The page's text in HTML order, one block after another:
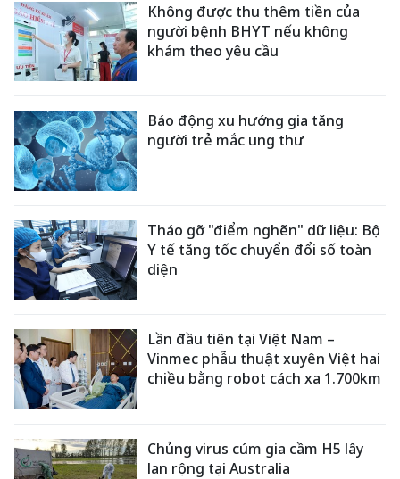
Không được thu thêm tiền của
người bệnh BHYT nếu không
khám theo yêu cầu
Báo động xu hướng gia tăng
người trẻ mắc ung thư
Tháo gỡ "điểm nghẽn" dữ liệu: Bộ
Y tế tăng tốc chuyển đổi số toàn
diện
Lần đầu tiên tại Việt Nam –
Vinmec phẫu thuật xuyên Việt hai
chiều bằng robot cách xa 1.700km
Chủng virus cúm gia cầm H5 lây
lan rộng tại Australia